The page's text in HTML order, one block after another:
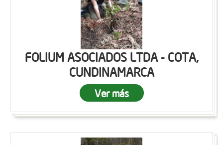
FOLIUM ASOCIADOS LTDA - COTA,
CUNDINAMARCA
Ver más